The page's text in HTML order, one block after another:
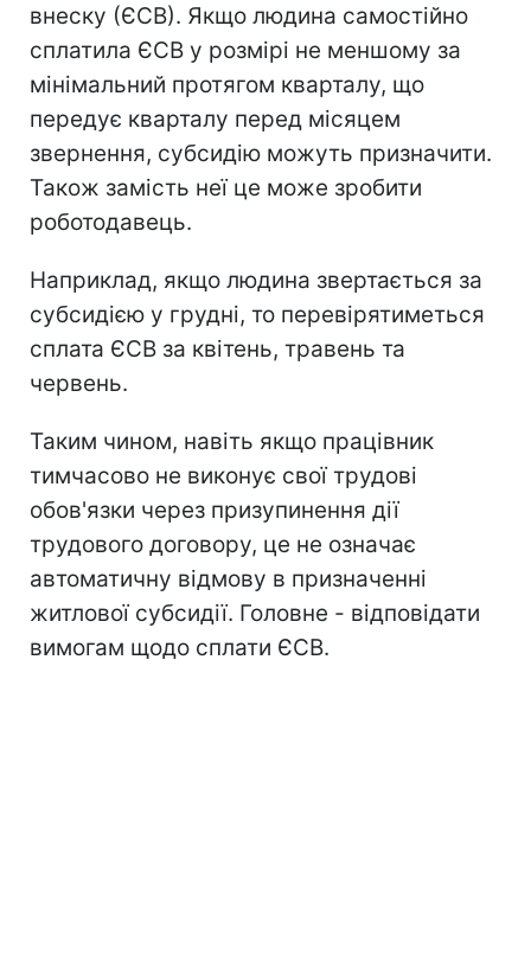
внеску (ЄСВ). Якщо людина самостійно
сплатила ЄСВ у розмірі не меншому за
мінімальний протягом кварталу, що
передує кварталу перед місяцем
звернення, субсидію можуть призначити.
Також замість неї це може зробити
роботодавець.
Наприклад, якщо людина звертається за
субсидією у грудні, то перевірятиметься
сплата ЄСВ за квітень, травень та
червень.
Таким чином, навіть якщо працівник
тимчасово не виконує свої трудові
обов'язки через призупинення дії
трудового договору, це не означає
автоматичну відмову в призначенні
житлової субсидії. Головне - відповідати
вимогам щодо сплати ЄСВ.